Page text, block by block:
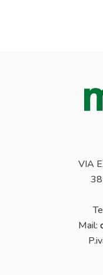
VIA
Mail: